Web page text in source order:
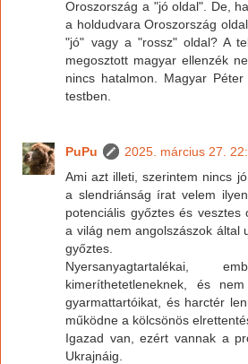
Oroszország a "jó oldal". De,
a holdudvara Oroszország
"jó" vagy a "rossz" oldal? A
megosztott magyar ellenzék
nincs hatalmon. Magyar
testben.
PuPu
2025. március 27.
Ami azt illeti, szerintem nincs
a slendriánság írat velem
potenciális győztes és vesztes
a világ nem angolszászok által
győztes.
Nyersanyagtartalékai,
kimeríthetetleneknek, és
gyarmattartóikat, és harctér
működne a kölcsönös
Igazad van, ezért vannak a
Ukrajnáig.